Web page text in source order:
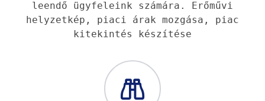
leendő ügyfeleink számára. Erőművi
helyzetkép, piaci árak mozgása, piac
kitekintés készítése